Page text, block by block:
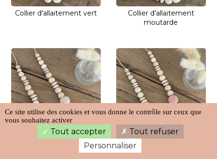
Collier d'allaitement vert
Collier d'allaitement
moutarde
Collier d'allaitement lin Collier d'allaitement rose
Ce site utilise des cookies et vous donne le contrôle sur ceux que
vous souhaitez activer
Tout accepter
Tout refuser
Personnaliser